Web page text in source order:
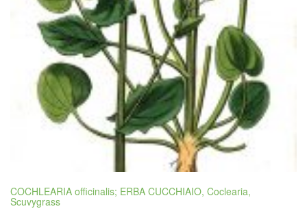
COCHLEARIA officinalis; ERBA CUCCHIAIO, Coclearia,
Scuvygrass